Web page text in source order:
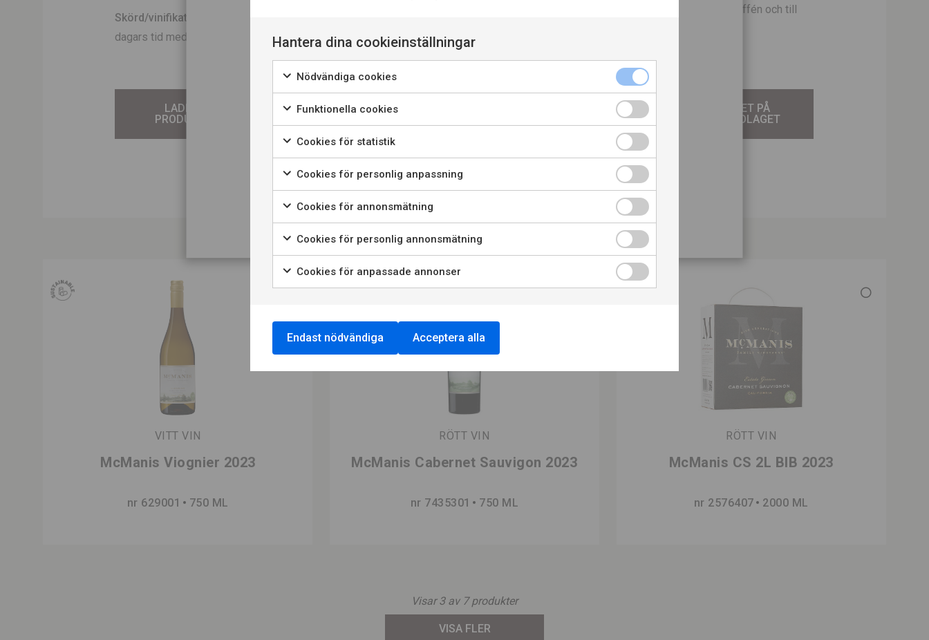
Skörd/vinifikation
dagars tid med början i slutet av september. Vinet har jäst med
grytor, stekar, långkok och grillat. Bra till buffén och till
LADDA NER
PRODUKTBLAD
LADDA NER
TILL VINET PÅ
SYSTEMBOLAGET
VITT VIN
McManis Viognier 2023
nr 629001 750 ML
RÖTT VIN
McManis Cabernet Sauvigon 2023
nr 7435301 750 ML
RÖTT VIN
McManis CS 2L BIB 2023
nr 2576407 2000 ML
Visar3av 7produkter
VISA FLER
Denna sida innehåller information om alkoholhaltiga drycker och
riktar sig till dig som fyllt 20 år. När jag bekräftar att jag är 20 år
eller äldre godkänner jag också att webbplatsen använder
cookies.
KONSUMENT
Hantera dina cookieinställningar
Nödvändiga cookies
Funktionella cookies
Cookies för statistik
Cookies för personlig anpassning
Cookies för annonsmätning
Cookies för personlig annonsmätning
Cookies för anpassade annonser
Endast nödvändiga Acceptera alla